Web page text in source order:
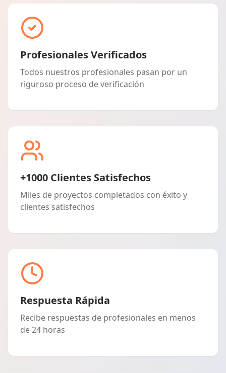
Profesionales Verificados
Todos nuestros profesionales pasan por un
riguroso proceso de verificación
+1000 Clientes Satisfechos
Miles de proyectos completados con éxito y
clientes satisfechos
Respuesta Rápida
Recibe respuestas de profesionales en menos
de 24 horas